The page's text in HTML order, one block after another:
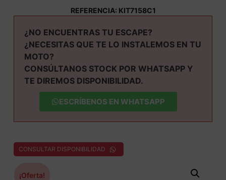
REFERENCIA: KIT7158C1
¿NO ENCUENTRAS TU ESCAPE?
¿NECESITAS QUE TE LO INSTALEMOS EN TU
MOTO?
CONSÚLTANOS STOCK POR WHATSAPP Y
TE DIREMOS DISPONIBILIDAD.
ESCRÍBENOS EN WHATSAPP
CONSULTAR DISPONIBILIDAD
¡Oferta!